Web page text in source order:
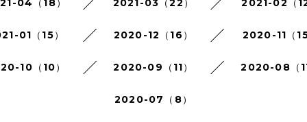
04（18） 2021-03（22） 2021-02（12
01（15） 2020-12（16） 2020-11（15
10（10） 2020-09（11） 2020-08（11
2020-07（8）